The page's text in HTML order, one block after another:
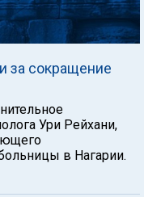
за сокращение
Ури Рейхани,
в Нагарии.